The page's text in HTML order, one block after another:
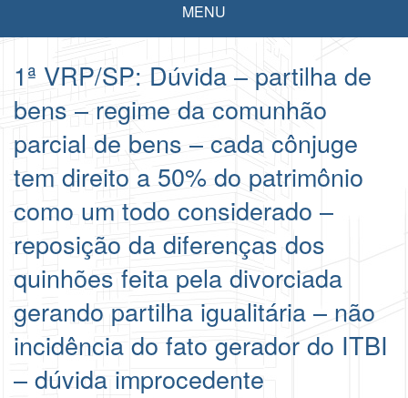
MENU
1ª VRP/SP: Dúvida – partilha de
bens – regime da comunhão
parcial de bens – cada cônjuge
tem direito a 50% do patrimônio
como um todo considerado –
reposição da diferenças dos
quinhões feita pela divorciada
gerando partilha igualitária – não
incidência do fato gerador do ITBI
– dúvida improcedente